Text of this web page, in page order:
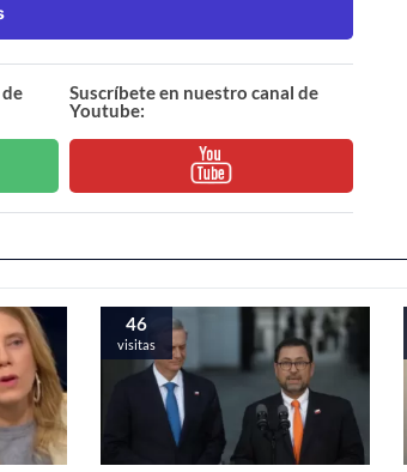
Suscríbete en nuestro canal de
Youtube:
46
visitas